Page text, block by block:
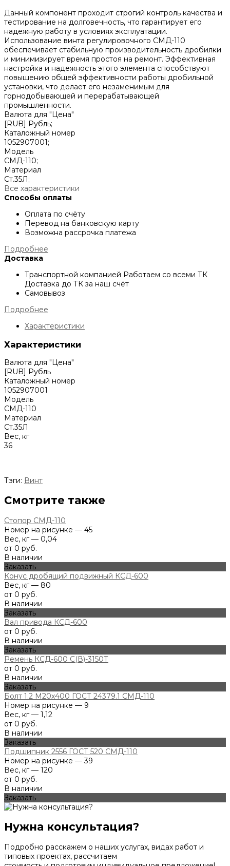
Данный компонент проходит строгий контроль качества и
тестирование на долговечность, что гарантирует его
надежную работу в условиях эксплуатации.
Использование винта регулировочного СМД-110
обеспечивает стабильную производительность дробилки
и минимизирует время простоя на ремонт. Эффективная
настройка и надежность этого элемента способствуют
повышению общей эффективности работы дробильной
установки, что делает его незаменимым для
горнодобывающей и перерабатывающей
промышленности.
Валюта для "Цена"
[RUB] Рубль;
Каталожный номер
1052907001;
Модель
СМД-110;
Материал
Cт.35Л;
Все характеристики
Способы оплаты
Оплата по счёту
Перевод на банковскую карту
Возможна рассрочка платежа
Подробнее
Доставка
Транспортной компанией Работаем со всеми ТК
Доставка до ТК за наш счёт
Самовывоз
Подробнее
Характеристики
Характеристики
Валюта для "Цена"
[RUB] Рубль
Каталожный номер
1052907001
Модель
СМД-110
Материал
Cт.35Л
Вес, кг
36
Тэги: Винт
Смотрите также
Стопор СМД-110
Номер на рисунке — 45
Вес, кг — 0,04
от 0 руб.
В наличии
Заказать
Конус дробящий подвижный КСД-600
Вес, кг — 80
от 0 руб.
В наличии
Заказать
Вал привода КСД-600
от 0 руб.
В наличии
Заказать
Ремень КСД-600 С(В)-3150Т
от 0 руб.
В наличии
Заказать
Болт 1.2 М20х400 ГОСТ 24379.1 СМД-110
Номер на рисунке — 9
Вес, кг — 1,12
от 0 руб.
В наличии
Заказать
Подшипник 2556 ГОСТ 520 СМД-110
Номер на рисунке — 39
Вес, кг — 120
от 0 руб.
В наличии
Заказать
Нужна консультация?
Подробно расскажем о наших услугах, видах работ и
типовых проектах, рассчитаем